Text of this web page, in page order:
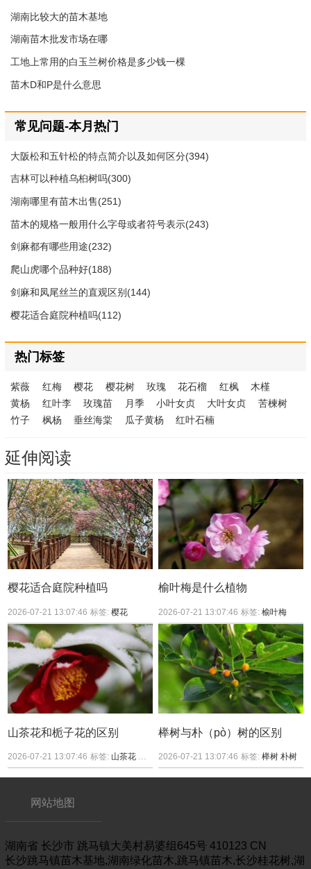
湖南比较大的苗木基地
湖南苗木批发市场在哪
工地上常用的白玉兰树价格是多少钱一棵
苗木D和P是什么意思
常见问题-本月热门
大阪松和五针松的特点简介以及如何区分(394)
吉林可以种植乌桕树吗(300)
湖南哪里有苗木出售(251)
苗木的规格一般用什么字母或者符号表示(243)
剑麻都有哪些用途(232)
爬山虎哪个品种好(188)
剑麻和凤尾丝兰的直观区别(144)
樱花适合庭院种植吗(112)
热门标签
紫薇 红梅 樱花 樱花树 玫瑰 花石榴 红枫
木槿
黄杨
红叶李 玫瑰苗 月季 小叶女贞 大叶女贞
苦楝树
竹子
枫杨 垂丝海棠 瓜子黄杨 红叶石楠
延伸阅读
樱花适合庭院种植吗
2026-07-21 13:07:46 标签:樱花
榆叶梅是什么植物
2026-07-21 13:07:46 标签:榆叶梅
山茶花和栀子花的区别
2026-07-21 13:07:46 标签: 山茶花 栀子花
榉树与朴（pò）树的区别
2026-07-21 13:07:46 标签:榉树 朴树
网站地图
湖南省 长沙市 跳马镇大美村易婆组645号 410123 CN
长沙跳马镇苗木基地,湖南绿化苗木,跳马镇苗木,长沙桂花树,湖